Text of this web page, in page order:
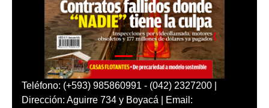
Teléfono: (+593) 985860991 - (042) 2327200 |
Dirección: Aguirre 734 y Boyacá | Email: